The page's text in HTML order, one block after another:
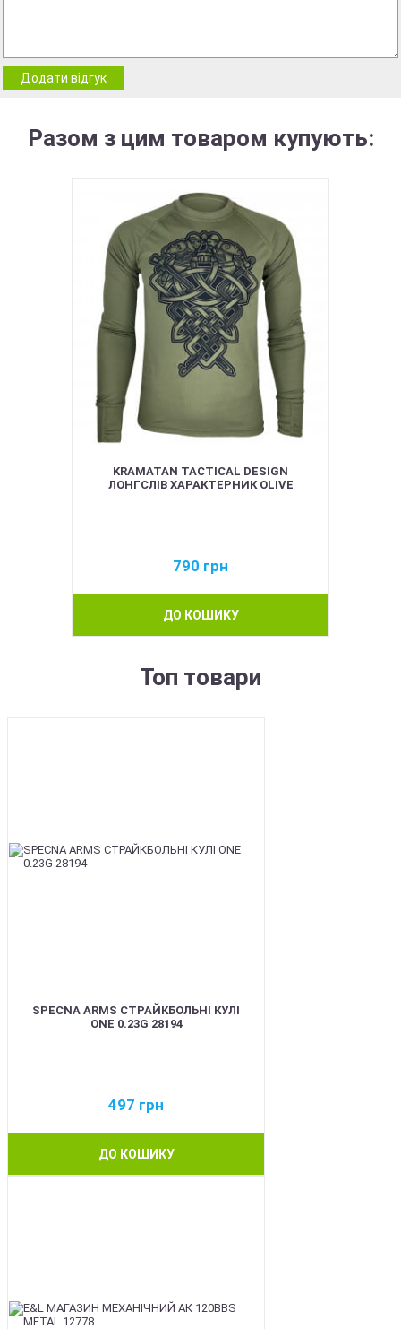
Додати відгук
Разом з цим товаром купують:
KRAMATAN TACTICAL DESIGN
ЛОНГСЛІВ ХАРАКТЕРНИК OLIVE
790 грн
ДО КОШИКУ
Топ товари
SPECNA ARMS СТРАЙКБОЛЬНІ КУЛІ
ONE 0.23G 28194
497 грн
ДО КОШИКУ